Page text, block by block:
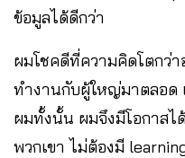
ข้อมูลได้ดีกว่า
ผมโชคดีที่ความคิดโตกว่
ทำงานกับผู้ใหญ่มาตลอด
ผมทั้งนั้น ผมจึงมีโอกาสไ
พวกเขา ไม่ต้องมี